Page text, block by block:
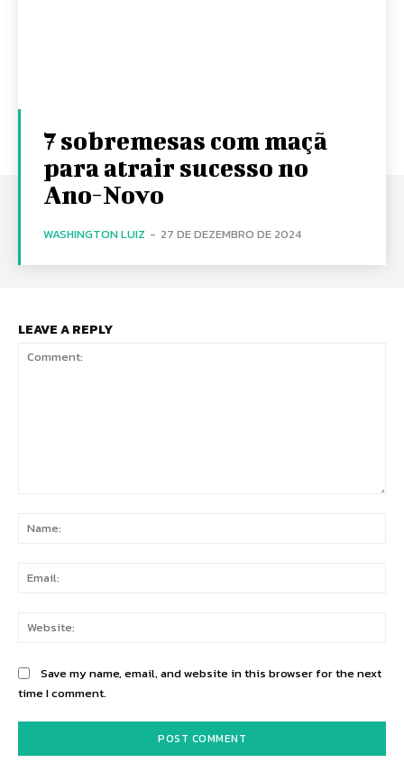
7 sobremesas com maçã
para atrair sucesso no
Ano-Novo
WASHINGTON LUIZ - 27 DE DEZEMBRO DE 2024
LEAVE A REPLY
Save my name, email, and website in this browser for the next
time I comment.